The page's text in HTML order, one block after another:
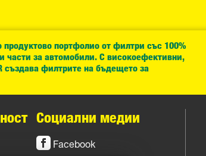
продуктово портфолио от филтри със 100%
части за автомобили. С високоефективни,
създава филтрите на бъдещето за
Социални медии
Facebook